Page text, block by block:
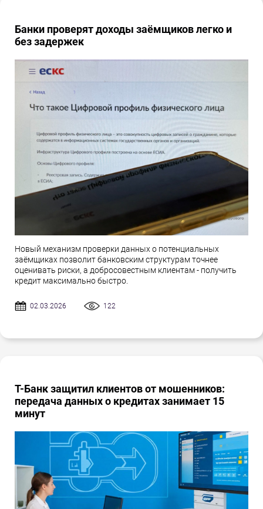
Банки проверят доходы заёмщиков легко и
без задержек
Новый механизм проверки данных о потенциальных
заёмщиках позволит банковским структурам точнее
оценивать риски, а добросовестным клиентам - получить
кредит максимально быстро.
02.03.2026 122
Т-Банк защитил клиентов от мошенников:
передача данных о кредитах занимает 15
минут